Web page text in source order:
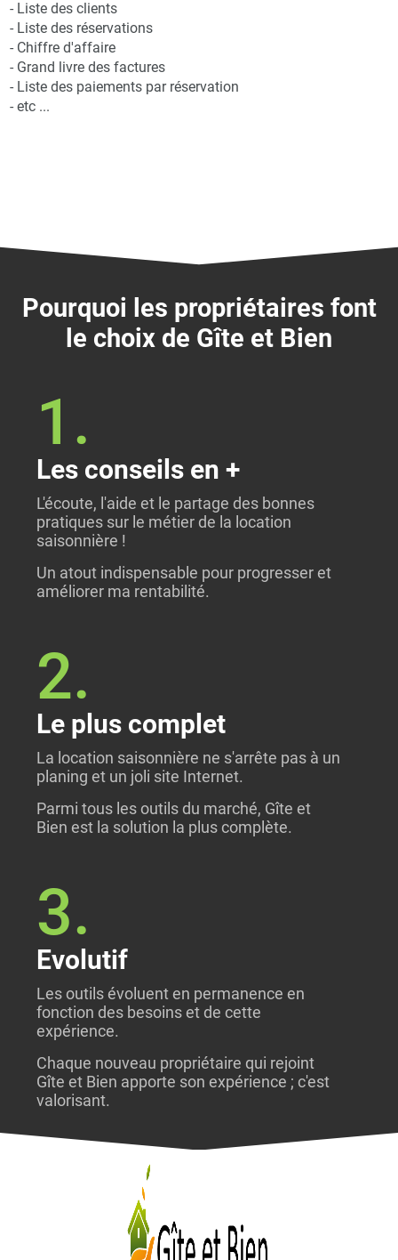
- Liste des clients
- Liste des réservations
- Chiffre d'affaire
- Grand livre des factures
- Liste des paiements par réservation
- etc ...
Pourquoi les propriétaires font
le choix de Gîte et Bien
1.
Les conseils en +
L'écoute, l'aide et le partage des bonnes
pratiques sur le métier de la location
saisonnière !
Un atout indispensable pour progresser et
améliorer ma rentabilité.
2.
Le plus complet
La location saisonnière ne s'arrête pas à un
planing et un joli site Internet.
Parmi tous les outils du marché, Gîte et
Bien est la solution la plus complète.
3.
Evolutif
Les outils évoluent en permanence en
fonction des besoins et de cette
expérience.
Chaque nouveau propriétaire qui rejoint
Gîte et Bien apporte son expérience ; c'est
valorisant.